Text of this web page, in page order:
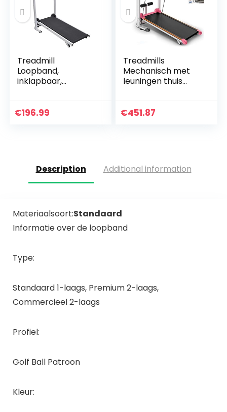
Treadmill
Loopband,
inklapbaar,
sport, trapmolen,
€196.99
Treadmills
Mechanisch met
leuningen thuis
sportuitrusting
€451.87
Description Additional information
Materiaalsoort:Standaard
Informatie over de loopband
Type:
Standaard 1-laags, Premium 2-laags,
Commercieel 2-laags
Profiel:
Golf Ball Patroon
Kleur: